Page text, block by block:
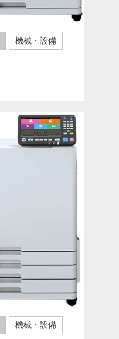
機械・設備
機械・設備